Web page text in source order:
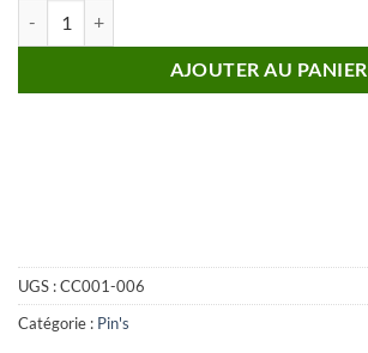
AJOUTER AU PANIER
UGS :CC001-006
Catégorie : Pin's